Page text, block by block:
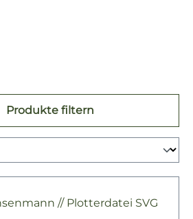
Produkte filtern